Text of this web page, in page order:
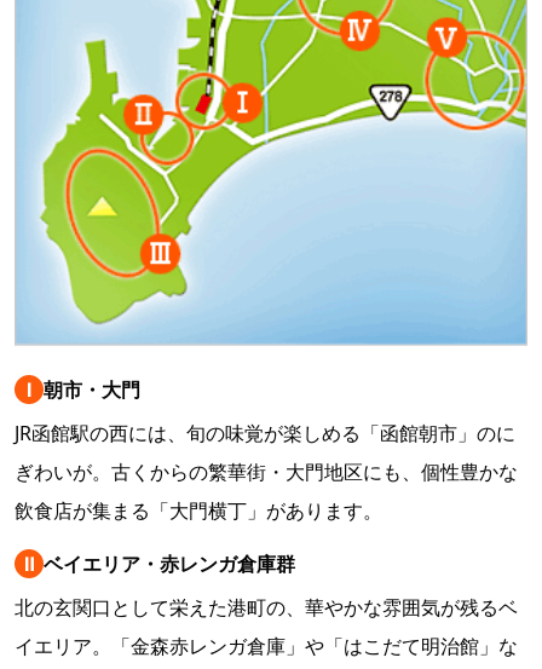
Ⅰ 朝市・大門
JR函館駅の西には、旬の味覚が楽しめる「函館朝市」のに
ぎわいが。古くからの繁華街・大門地区にも、個性豊かな
飲食店が集まる「大門横丁」があります。
Ⅱ ベイエリア・赤レンガ倉庫群
北の玄関口として栄えた港町の、華やかな雰囲気が残るベ
イエリア。「金森赤レンガ倉庫」や「はこだて明治館」な